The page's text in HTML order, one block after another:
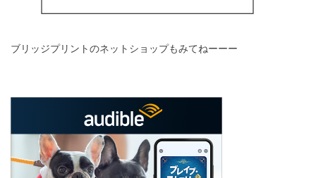
ブリッジプリントのネットショップもみてねーーー